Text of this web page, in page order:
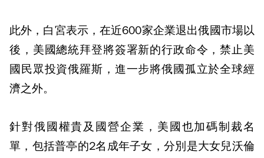
此外，白宮表示，在近600家企業退出俄國市場以
後，美國總統拜登將簽署新的行政命令，禁止美
國民眾投資俄羅斯，進一步將俄國孤立於全球經
濟之外。
針對俄國權貴及國營企業，美國也加碼制裁名
單，包括普亭的2名成年子女，分別是大女兒沃倫